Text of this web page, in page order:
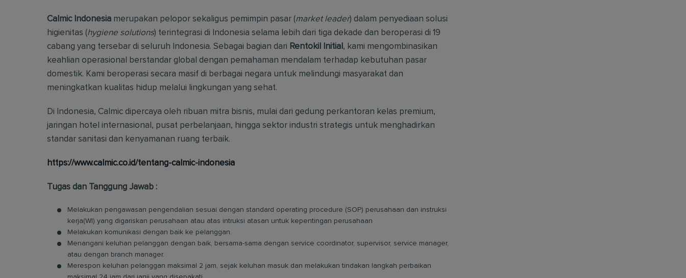
Calmic Indonesia merupakan pelopor sekaligus pemimpin pasar (market leader) dalam penyediaan solusi
higienitas (hygiene solutions) terintegrasi di Indonesia selama lebih dari tiga dekade dan beroperasi di 19
cabang yang tersebar di seluruh Indonesia. Sebagai bagian dari Rentokil Initial , kami mengombinasikan
keahlian operasional berstandar global dengan pemahaman mendalam terhadap kebutuhan pasar
domestik. Kami beroperasi secara masif di berbagai negara untuk melindungi masyarakat dan
meningkatkan kualitas hidup melalui lingkungan yang sehat.
Di Indonesia, Calmic dipercaya oleh ribuan mitra bisnis, mulai dari gedung perkantoran kelas premium,
jaringan hotel internasional, pusat perbelanjaan, hingga sektor industri strategis untuk menghadirkan
standar sanitasi dan kenyamanan ruang terbaik.
https://www.calmic.co.id/tentang-calmic-indonesia
Tugas dan Tanggung Jawab :
Melakukan pengawasan pengendalian sesuai dengan standard operating procedure (SOP) perusahaan dan instruksi
kerja(WI) yang digariskan perusahaan atau atas intruksi atasan untuk kepentingan perusahaan
Melakukan komunikasi dengan baik ke pelanggan.
Menangani keluhan pelanggan dengan baik, bersama-sama dengan service coordinator, supervisor, service manager,
atau dengan branch manager.
Merespon keluhan pelanggan maksimal 2 jam, sejak keluhan masuk dan melakukan tindakan langkah perbaikan